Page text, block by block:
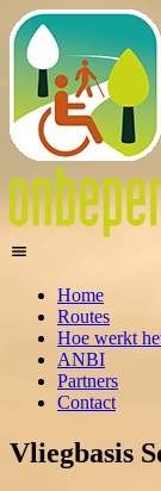
Home
Routes
Hoe werkt
ANBI
Partners
Contact
Vliegbasis